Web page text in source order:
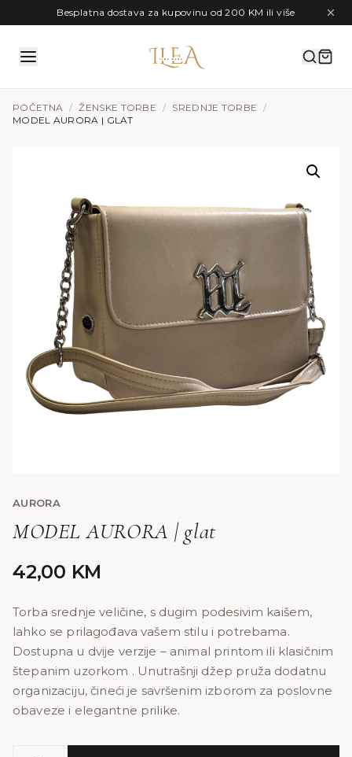
Preskoči na sadržajBesplatna dostava za kupovinu od 200 KM ili više
POČETNA / ŽENSKE TORBE / SREDNJE TORBE
/
MODEL AURORA | GLAT
AURORA
MODEL AURORA | glat
42,00 KM
Torba srednje veličine, s dugim podesivim kaišem,
lahko se prilagođava vašem stilu i potrebama.
Dostupna u dvije verzije – animal printom ili klasičnim
štepanim uzorkom . Unutrašnji džep pruža dodatnu
organizaciju, čineći je savršenim izborom za poslovne
obaveze i elegantne prilike.